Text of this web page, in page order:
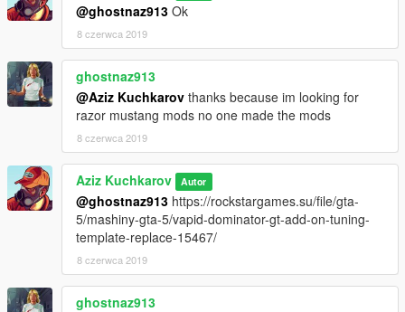
@ghostnaz913 Ok
8 czerwca 2019
ghostnaz913
@Aziz Kuchkarov thanks because im looking for
razor mustang mods no one made the mods
8 czerwca 2019
Aziz Kuchkarov Autor
@ghostnaz913 https://rockstargames.su/file/gta-
5/mashiny-gta-5/vapid-dominator-gt-add-on-tuning-
template-replace-15467/
8 czerwca 2019
ghostnaz913